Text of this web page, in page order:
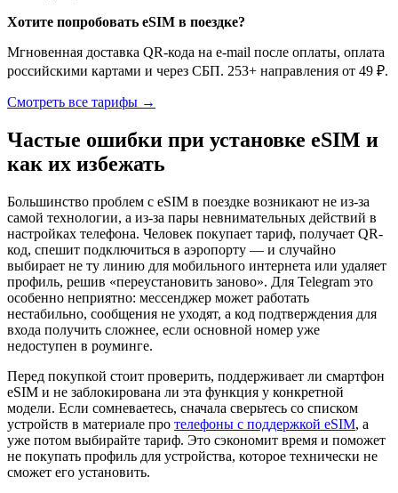
Хотите попробовать eSIM в поездке?
Мгновенная доставка QR-кода на e-mail после оплаты, оплата
российскими картами и через СБП. 253+ направления от 49 ₽.
Смотреть все тарифы →
Частые ошибки при установке eSIM и
как их избежать
Большинство проблем с eSIM в поездке возникают не из-за
самой технологии, а из-за пары невнимательных действий в
настройках телефона. Человек покупает тариф, получает QR-
код, спешит подключиться в аэропорту — и случайно
выбирает не ту линию для мобильного интернета или удаляет
профиль, решив «переустановить заново». Для Telegram это
особенно неприятно: мессенджер может работать
нестабильно, сообщения не уходят, а код подтверждения для
входа получить сложнее, если основной номер уже
недоступен в роуминге.
Перед покупкой стоит проверить, поддерживает ли смартфон
eSIM и не заблокирована ли эта функция у конкретной
модели. Если сомневаетесь, сначала сверьтесь со списком
устройств в материале про телефоны с поддержкой eSIM, а
уже потом выбирайте тариф. Это сэкономит время и поможет
не покупать профиль для устройства, которое технически не
сможет его установить.